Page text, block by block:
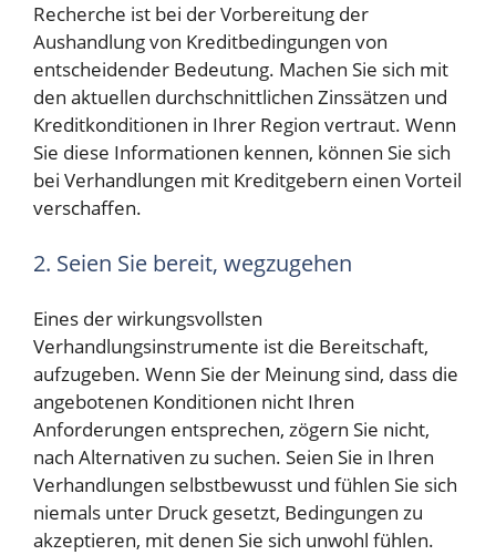
Recherche ist bei der Vorbereitung der
Aushandlung von Kreditbedingungen von
entscheidender Bedeutung. Machen Sie sich mit
den aktuellen durchschnittlichen Zinssätzen und
Kreditkonditionen in Ihrer Region vertraut. Wenn
Sie diese Informationen kennen, können Sie sich
bei Verhandlungen mit Kreditgebern einen Vorteil
verschaffen.
2. Seien Sie bereit, wegzugehen
Eines der wirkungsvollsten
Verhandlungsinstrumente ist die Bereitschaft,
aufzugeben. Wenn Sie der Meinung sind, dass die
angebotenen Konditionen nicht Ihren
Anforderungen entsprechen, zögern Sie nicht,
nach Alternativen zu suchen. Seien Sie in Ihren
Verhandlungen selbstbewusst und fühlen Sie sich
niemals unter Druck gesetzt, Bedingungen zu
akzeptieren, mit denen Sie sich unwohl fühlen.